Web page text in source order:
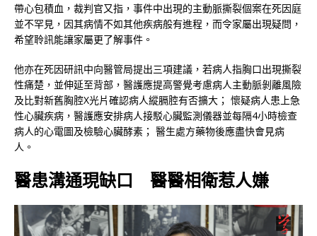
帶心包積血，裁判官又指，事件中出現的主動脈撕裂個案在死因庭
並不罕見，因其病情不如其他疾病般有進程，而令家屬出現疑問，
希望聆訊能讓家屬更了解事件。
他亦在死因研訊中向醫管局提出三項建議，若病人指胸口出現撕裂
性痛楚，並伸延至背部，醫護應提高警覺考慮病人主動脈剝離風險
及比對新舊胸腔X光片確認病人縱膈腔有否擴大； 懷疑病人患上急
性心臟疾病，醫護應安排病人接駁心臟監測儀器並每隔4小時檢查
病人的心電圖及檢驗心臟酵素； 醫生處方藥物後應盡快會見病
人。
醫患溝通現缺口 醫醫相衛惹人嫌